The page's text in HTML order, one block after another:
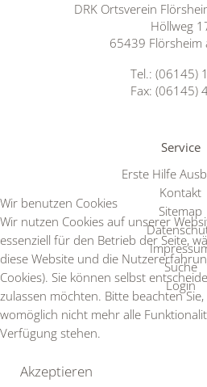
DRK Ortsverein
Höllweg
65439 Flörsheim
Tel.: (06145)
Fax: (06145)
Service
Erste Hilfe
Kontakt
Sitemap
Suche
Login
Wir benutzen Cookies
Wir nutzen Cookies auf unserer
essenziell für den Betrieb der Seite,
diese Website und die
Cookies). Sie können selbst
zulassen möchten. Bitte beachten
womöglich nicht mehr alle
Verfügung stehen.
Akzeptieren